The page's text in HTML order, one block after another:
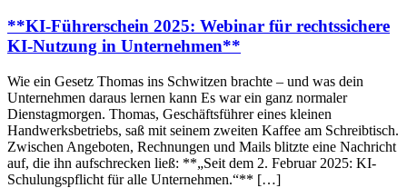
**KI-Führerschein 2025: Webinar für rechtssichere
KI-Nutzung in Unternehmen**
Wie ein Gesetz Thomas ins Schwitzen brachte – und was dein
Unternehmen daraus lernen kann Es war ein ganz normaler
Dienstagmorgen. Thomas, Geschäftsführer eines kleinen
Handwerksbetriebs, saß mit seinem zweiten Kaffee am Schreibtisch.
Zwischen Angeboten, Rechnungen und Mails blitzte eine Nachricht
auf, die ihn aufschrecken ließ: **„Seit dem 2. Februar 2025: KI-
Schulungspflicht für alle Unternehmen.“** […]